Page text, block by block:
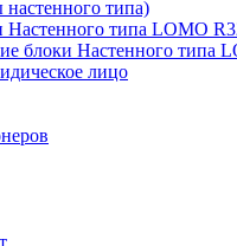
типа)
Настенного типа LOMO
блоки Настенного типа
лицо